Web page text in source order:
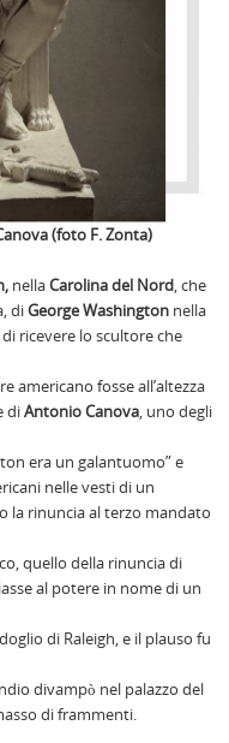
(foto F. Zonta)
nellaCarolina del Nord, che
diGeorge Washington nella
di ricevere lo scultore che
americano fosse all’altezza
diAntonio Canova, uno degli
era un galantuomo” e
nelle vesti di un
la rinuncia al terzo mandato
quello della rinuncia di
al potere in nome di un
di Raleigh, e il plauso fu
divampò nel palazzo del
di frammenti.